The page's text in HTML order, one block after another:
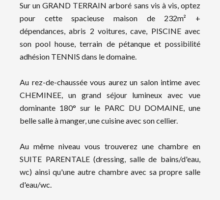
Sur un GRAND TERRAIN arboré sans vis à vis, optez
pour cette spacieuse maison de 232m² +
dépendances, abris 2 voitures, cave, PISCINE avec
son pool house, terrain de pétanque et possibilité
adhésion TENNIS dans le domaine.
Au rez-de-chaussée vous aurez un salon intime avec
CHEMINEE, un grand séjour lumineux avec vue
dominante 180° sur le PARC DU DOMAINE, une
belle salle à manger, une cuisine avec son cellier.
Au même niveau vous trouverez une chambre en
SUITE PARENTALE (dressing, salle de bains/d'eau,
wc) ainsi qu'une autre chambre avec sa propre salle
d'eau/wc.